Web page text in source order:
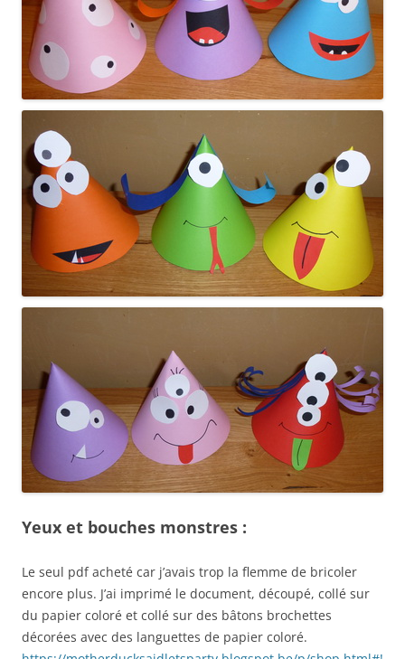
Yeux et bouches monstres :
Le seul pdf acheté car j’avais trop la flemme de bricoler
encore plus. J’ai imprimé le document, découpé, collé sur
du papier coloré et collé sur des bâtons brochettes
décorées avec des languettes de papier coloré.